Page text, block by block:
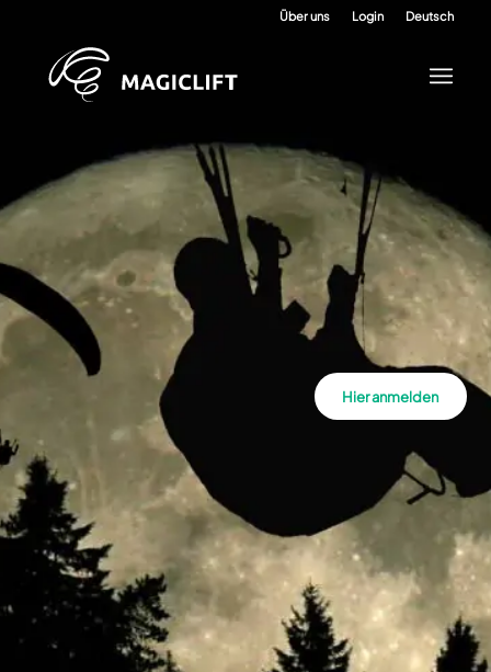
Über uns Login Deutsch
Hier anmelden